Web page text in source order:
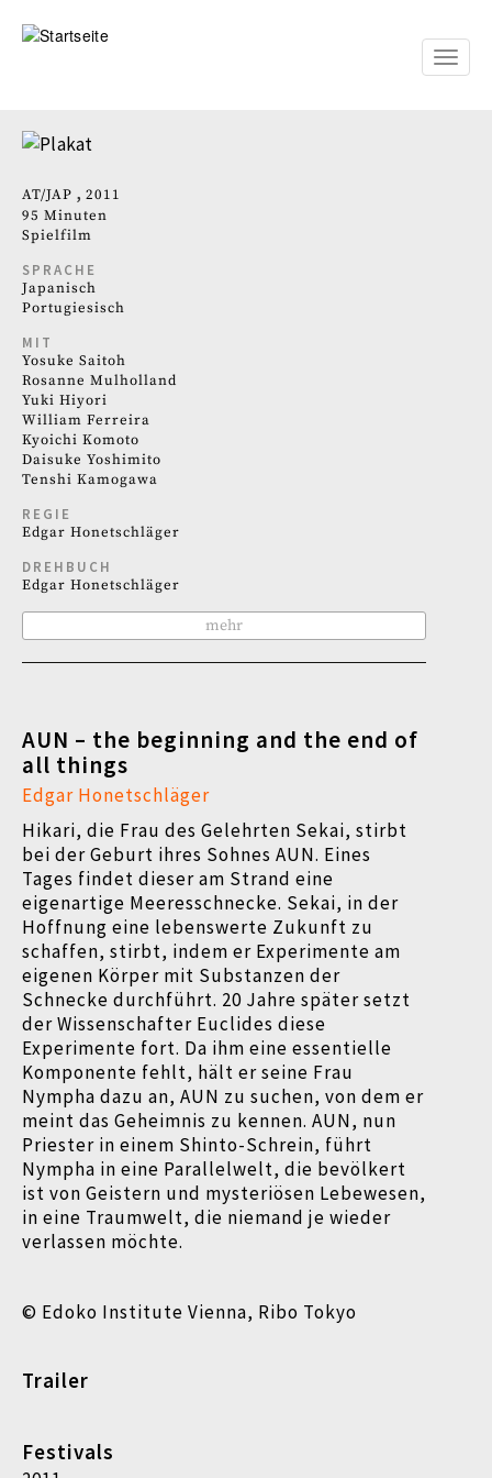
zum
Toggle
AT JAP
2011
95 Minuten
Spielfilm
SPRACHE
Japanisch
Portugiesisch
MIT
Yosuke Saitoh
Rosanne Mulholland
Yuki Hiyori
William Ferreira
Kyoichi Komoto
Daisuke Yoshimito
Tenshi Kamogawa
REGIE
Edgar Honetschläger
DREHBUCH
Edgar Honetschläger
mehr
AUN – the beginning and the end of
all things
Edgar Honetschläger
Hikari, die Frau des Gelehrten Sekai, stirbt
bei der Geburt ihres Sohnes AUN. Eines
Tages findet dieser am Strand eine
eigenartige Meeresschnecke. Sekai, in der
Hoffnung eine lebenswerte Zukunft zu
schaffen, stirbt, indem er Experimente am
eigenen Körper mit Substanzen der
Schnecke durchführt. 20 Jahre später setzt
der Wissenschafter Euclides diese
Experimente fort. Da ihm eine essentielle
Komponente fehlt, hält er seine Frau
Nympha dazu an, AUN zu suchen, von dem er
meint das Geheimnis zu kennen. AUN, nun
Priester in einem Shinto-Schrein, führt
Nympha in eine Parallelwelt, die bevölkert
ist von Geistern und mysteriösen Lebewesen,
in eine Traumwelt, die niemand je wieder
verlassen möchte.
© Edoko Institute Vienna, Ribo Tokyo
Trailer
Festivals